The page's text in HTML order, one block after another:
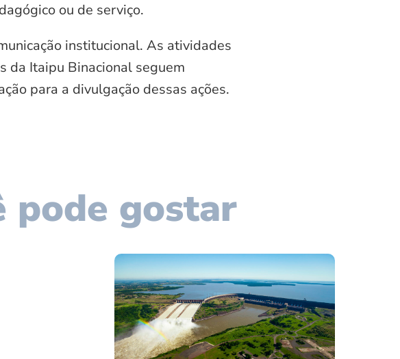
ou de serviço.
institucional. As atividades
da Itaipu Binacional seguem
para a divulgação dessas ações.
pode gostar